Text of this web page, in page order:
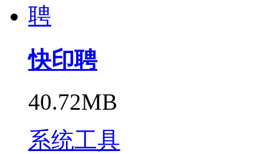
快印聘
40.72MB
系统工具